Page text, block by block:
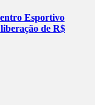
Esportivo
de R$